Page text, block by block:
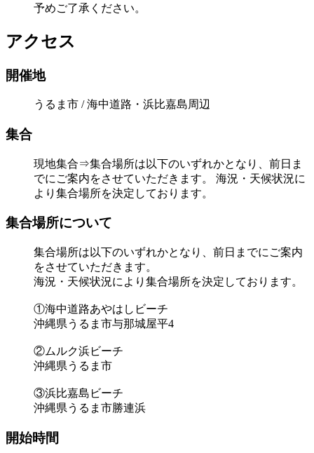
予めご了承ください。
アクセス
開催地
うるま市 / 海中道路・浜比嘉島周辺
集合
現地集合⇒集合場所は以下のいずれかとなり、前日ま
でにご案内をさせていただきます。 海況・天候状況に
より集合場所を決定しております。
集合場所について
集合場所は以下のいずれかとなり、前日までにご案内
をさせていただきます。
海況・天候状況により集合場所を決定しております。
①海中道路あやはしビーチ
沖縄県うるま市与那城屋平4
②ムルク浜ビーチ
沖縄県うるま市
③浜比嘉島ビーチ
沖縄県うるま市勝連浜
開始時間